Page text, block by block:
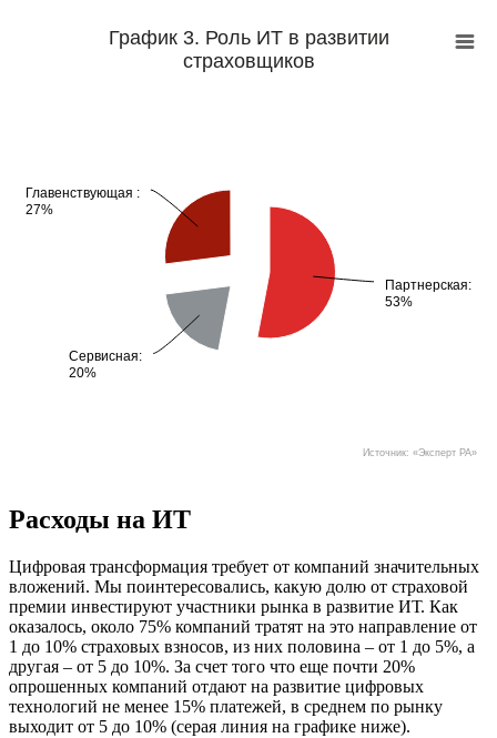
График 3. Роль ИТ в развитии
страховщиков
Партнерская:
53%
Партнерская:
53%
Сервисная:
20%
Сервисная:
20%
Главенствующая :
27%
Главенствующая :
27%
Источник: «Эксперт РА»
Расходы на ИТ
Цифровая трансформация требует от компаний значительных
вложений. Мы поинтересовались, какую долю от страховой
премии инвестируют участники рынка в развитие ИТ. Как
оказалось, около 75% компаний тратят на это направление от
1 до 10% страховых взносов, из них половина – от 1 до 5%, а
другая – от 5 до 10%. За счет того что еще почти 20%
опрошенных компаний отдают на развитие цифровых
технологий не менее 15% платежей, в среднем по рынку
выходит от 5 до 10% (серая линия на графике ниже).